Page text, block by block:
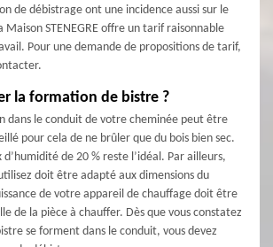
de débistrage ont une incidence aussi sur le
Maison STENEGRE offre un tarif raisonnable
Pour une demande de propositions de tarif,
la formation de bistre ?
dans le conduit de votre cheminée peut être
pour cela de ne brûler que du bois bien sec.
d’humidité de 20 % reste l’idéal. Par ailleurs,
doit être adapté aux dimensions du
de votre appareil de chauffage doit être
de la pièce à chauffer. Dès que vous constatez
se forment dans le conduit, vous devez